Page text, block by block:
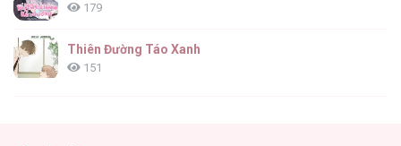
179
Thiên Đường Táo Xanh
151